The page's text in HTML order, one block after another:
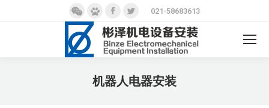
微
信
page
opens
new
百
度
page
opens
new
Facebook
page
opens
in
window
Twitter
page
opens
in
window
021-58683613
机器人电器安装